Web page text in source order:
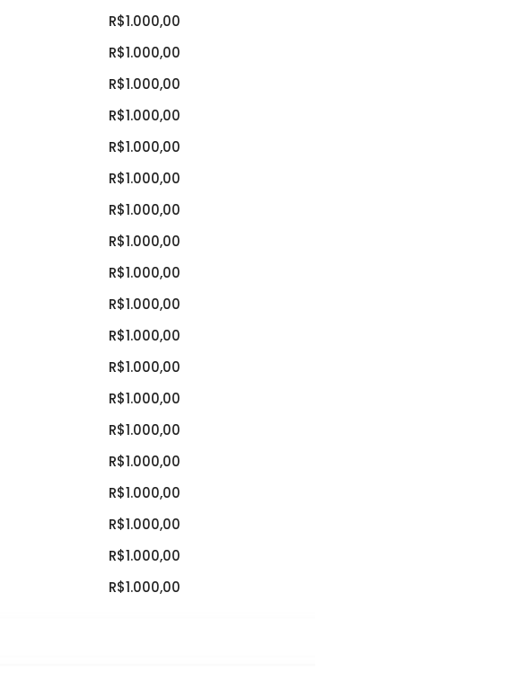
R$1.000,00
R$1.000,00
R$1.000,00
R$1.000,00
R$1.000,00
R$1.000,00
R$1.000,00
R$1.000,00
R$1.000,00
R$1.000,00
R$1.000,00
R$1.000,00
R$1.000,00
R$1.000,00
R$1.000,00
R$1.000,00
R$1.000,00
R$1.000,00
R$1.000,00